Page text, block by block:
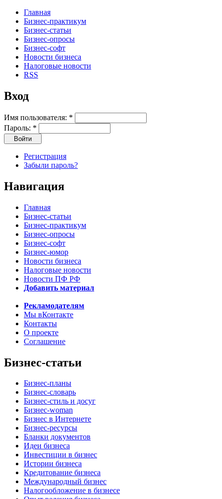
Главная
Бизнес-практикум
Бизнес-статьи
Бизнес-опросы
Бизнес-софт
Новости бизнеса
Налоговые новости
RSS
Вход
Имя пользователя: *
Пароль: *
Регистрация
Забыли пароль?
Навигация
Главная
Бизнес-статьи
Бизнес-практикум
Бизнес-опросы
Бизнес-софт
Бизнес-юмор
Новости бизнеса
Налоговые новости
Новости ПФ РФ
Добавить материал
Рекламодателям
Мы вКонтакте
Контакты
О проекте
Соглашение
Бизнес-статьи
Бизнес-планы
Бизнес-словарь
Бизнес-стиль и досуг
Бизнес-woman
Бизнес в Интернете
Бизнес-ресурсы
Бланки документов
Идеи бизнеса
Инвестиции в бизнес
Истории бизнеса
Кредитование бизнеса
Международный бизнес
Налогообложение в бизнесе